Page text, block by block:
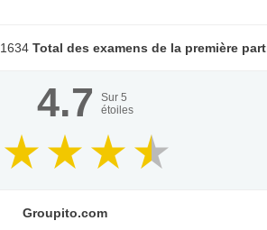
1634 Total des examens de la première
4.7 Sur 5
étoiles
Groupito.com